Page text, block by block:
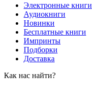
Электронные книги
Аудиокниги
Новинки
Бесплатные книги
Импринты
Подборки
Доставка
Как нас найти?